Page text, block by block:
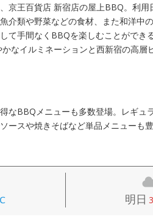
京王百貨店 新宿店の屋上BBQ。利
介類や野菜などの食材、また和洋中
て手間なくBBQを楽しむことができ
なイルミネーションと西新宿の高層
なBBQメニューも多数登場。レギュ
ースや焼きそばなど単品メニューも
明日